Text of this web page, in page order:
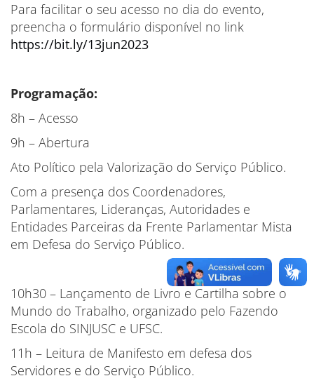
Para facilitar o seu acesso no dia do evento,
preencha o formulário disponível no link
https://bit.ly/13jun2023
Programação:
8h – Acesso
9h – Abertura
Ato Político pela Valorização do Serviço Público.
Com a presença dos Coordenadores,
Parlamentares, Lideranças, Autoridades e
Entidades Parceiras da Frente Parlamentar Mista
em Defesa do Serviço Público.
10h30 – Lançamento de Livro e Cartilha sobre o
Mundo do Trabalho, organizado pelo Fazendo
Escola do SINJUSC e UFSC.
11h – Leitura de Manifesto em defesa dos
Servidores e do Serviço Público.